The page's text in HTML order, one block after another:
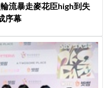
流暴走麥花臣high到失
序幕